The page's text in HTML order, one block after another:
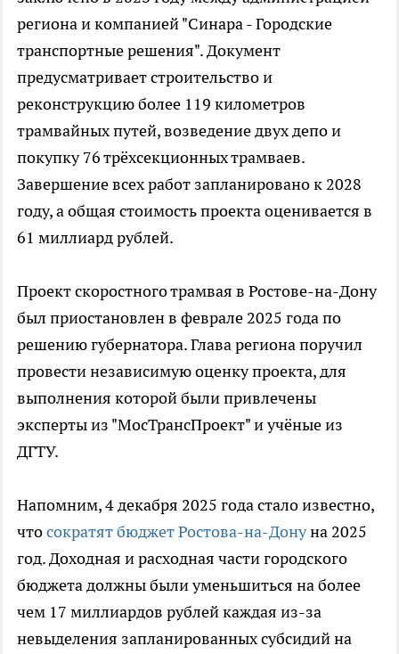
региона и компанией "Синара - Городские
транспортные решения". Документ
предусматривает строительство и
реконструкцию более 119 километров
трамвайных путей, возведение двух депо и
покупку 76 трёхсекционных трамваев.
Завершение всех работ запланировано к 2028
году, а общая стоимость проекта оценивается в
61 миллиард рублей.
Проект скоростного трамвая в Ростове-на-Дону
был приостановлен в феврале 2025 года по
решению губернатора. Глава региона поручил
провести независимую оценку проекта, для
выполнения которой были привлечены
эксперты из "МосТрансПроект" и учёные из
ДГТУ.
Напомним, 4 декабря 2025 года стало известно,
чтосократят бюджет Ростова-на-Донуна 2025
год. Доходная и расходная части городского
бюджета должны были уменьшиться на более
чем 17 миллиардов рублей каждая из-за
невыделения запланированных субсидий на